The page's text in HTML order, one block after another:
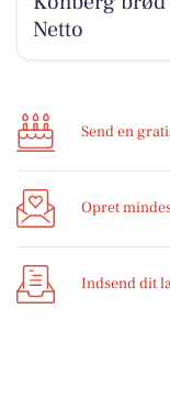
Netto
Send en
Opret
Indsend dit